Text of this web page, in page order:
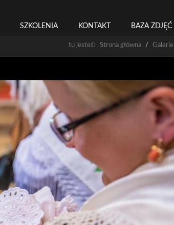
SZKOLENIA KONTAKT BAZA ZDJĘĆ
tu jesteś: Strona główna Galerie